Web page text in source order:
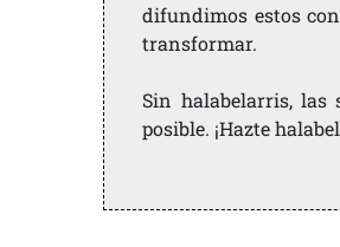
difundimos estos
transformar.
Sin halabelarris, las
posible. ¡Hazte